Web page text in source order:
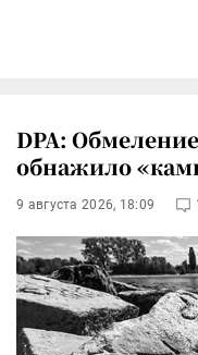
DPA:
обнажило
9 августа 2026, 18:09